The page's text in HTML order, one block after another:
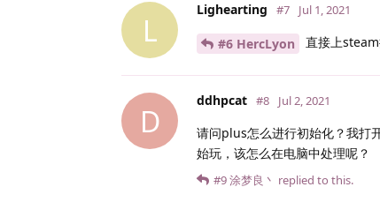
L
Lighearting #7 Jul 1, 2021
#6 HercLyon 直接上
D
ddhpcat #8 Jul 2, 2021
请问plus怎么进行初始化？我打
始玩，该怎么在电脑中处理呢？
#9涂梦良丶 replied to this.